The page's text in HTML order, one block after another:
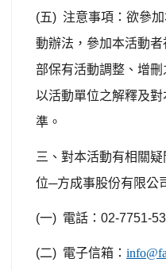
(五) 注意事項：欲參
動辦法，參加本活動
部保有活動調整、增
以活動單位之解釋及
準。
三、對本活動有相關
位─方成事股份有限公
(一) 電話： 02-7751-
(二) 電子信箱：